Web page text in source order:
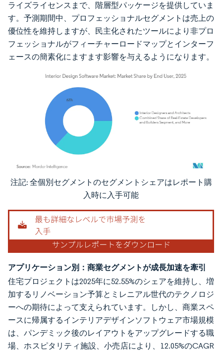
ライズライセンスまで、階層型パッケージを提供していま
す。予測期間中、プロフェッショナルセグメントは売上の
優位性を維持しますが、民主化されたツールにより非プロ
フェッショナルがフィーチャーロードマップとインターフ
ェースの簡素化にますます影響を与えるようになります。
画像 © Mordor Intelligence。再利用にはCC BY 4.0の表示が必要です。
注記: 全個別セグメントのセグメントシェアはレポート購
入時に入手可能
アプリケーション別：商業セグメントが成長加速を牽引
住宅プロジェクトは2025年に52.55%のシェアを維持し、増
加するリノベーション予算とミレニアル世代のテクノロジ
ーへの期待によって支えられています。しかし、商業スペ
ースに帰属するインテリアデザインソフトウェア市場規模
は、パンデミック後のレイアウトをアップグレードする職
場、ホスピタリティ施設、小売店により、12.05%のCAGR